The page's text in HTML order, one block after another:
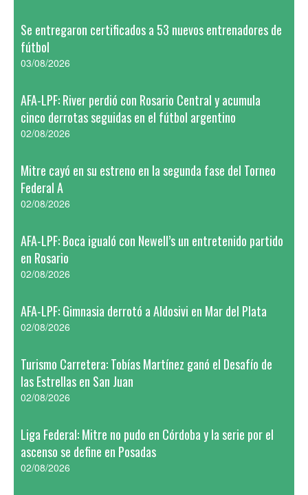
Se entregaron certificados a 53 nuevos entrenadores de
fútbol
03/08/2026
AFA-LPF: River perdió con Rosario Central y acumula
cinco derrotas seguidas en el fútbol argentino
02/08/2026
Mitre cayó en su estreno en la segunda fase del Torneo
Federal A
02/08/2026
AFA-LPF: Boca igualó con Newell’s un entretenido partido
en Rosario
02/08/2026
AFA-LPF: Gimnasia derrotó a Aldosivi en Mar del Plata
02/08/2026
Turismo Carretera: Tobías Martínez ganó el Desafío de
las Estrellas en San Juan
02/08/2026
Liga Federal: Mitre no pudo en Córdoba y la serie por el
ascenso se define en Posadas
02/08/2026